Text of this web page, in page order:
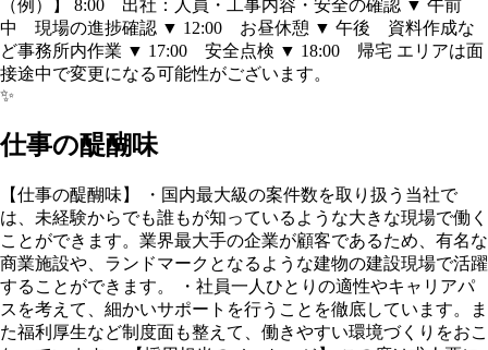
（例）】 8:00 出社：人員・工事内容・安全の確認 ▼ 午前
中 現場の進捗確認 ▼ 12:00 お昼休憩 ▼ 午後 資料作成な
ど事務所内作業 ▼ 17:00 安全点検 ▼ 18:00 帰宅 エリアは面
接途中で変更になる可能性がございます。
✨
仕事の醍醐味
【仕事の醍醐味】 ・国内最大級の案件数を取り扱う当社で
は、未経験からでも誰もが知っているような大きな現場で働く
ことができます。業界最大手の企業が顧客であるため、有名な
商業施設や、ランドマークとなるような建物の建設現場で活躍
することができます。 ・社員一人ひとりの適性やキャリアパ
スを考えて、細かいサポートを行うことを徹底しています。ま
た福利厚生など制度面も整えて、働きやすい環境づくりをおこ